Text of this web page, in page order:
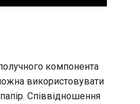
компонента
використовувати
Співвідношення